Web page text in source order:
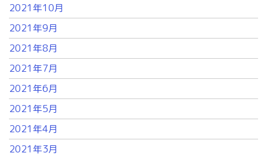
2021年10月
2021年9月
2021年8月
2021年7月
2021年6月
2021年5月
2021年4月
2021年3月